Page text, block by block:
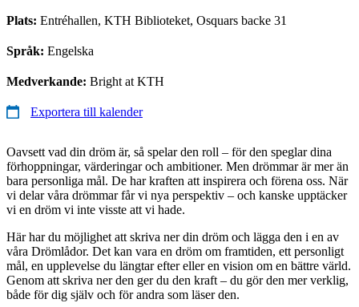
Plats: Entréhallen, KTH Biblioteket, Osquars backe 31
Språk: Engelska
Medverkande: Bright at KTH
Exportera till kalender
Oavsett vad din dröm är, så spelar den roll – för den speglar dina
förhoppningar, värderingar och ambitioner. Men drömmar är mer än
bara personliga mål. De har kraften att inspirera och förena oss. När
vi delar våra drömmar får vi nya perspektiv – och kanske upptäcker
vi en dröm vi inte visste att vi hade.
Här har du möjlighet att skriva ner din dröm och lägga den i en av
våra Drömlådor. Det kan vara en dröm om framtiden, ett personligt
mål, en upplevelse du längtar efter eller en vision om en bättre värld.
Genom att skriva ner den ger du den kraft – du gör den mer verklig,
både för dig själv och för andra som läser den.